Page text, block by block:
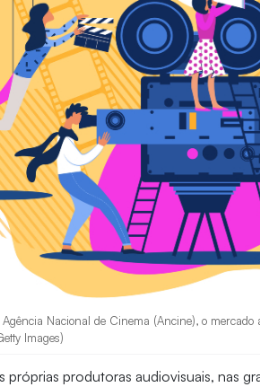
Nacional de Cinema (Ancine), o
Images)
próprias produtoras audiovisuais, nas